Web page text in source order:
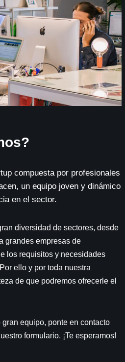
compuesta por profesionales
un equipo joven y dinámico
en el sector.
diversidad de sectores, desde
grandes empresas de
los requisitos y necesidades
ello y por toda nuestra
de que podremos ofrecerle el
equipo, ponte en contacto
formulario. ¡Te esperamos!